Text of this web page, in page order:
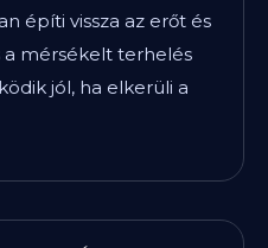
építi vissza az erőt és
mérsékelt terhelés
jól, ha elkerüli a